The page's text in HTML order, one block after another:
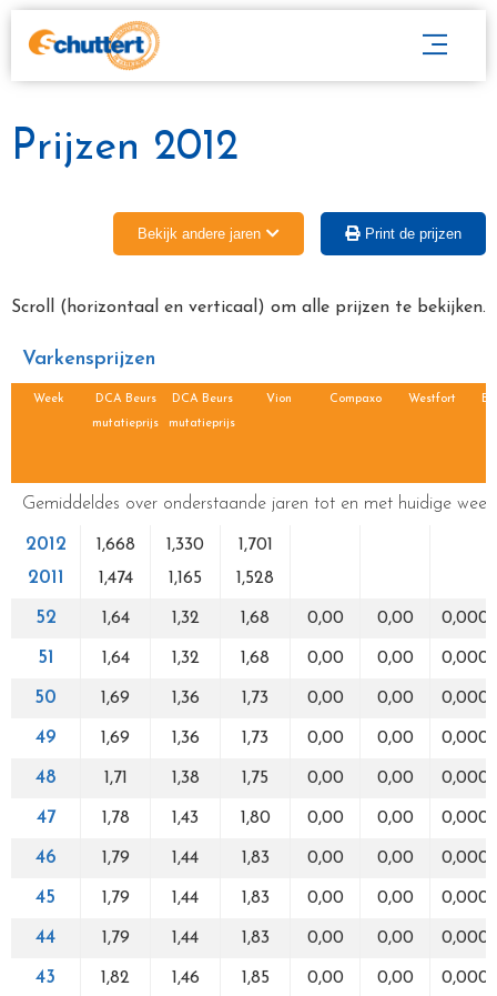
Prijzen 2012
Bekijk andere jaren Print de prijzen
Scroll (horizontaal en verticaal) om alle prijzen te bekijken.
Varkensprijzen
Week
DCA Beurs
mutatieprijs
DCA Beurs
mutatieprijs
Vion Compaxo Westfort
Gemiddeldes over onderstaande jaren tot en met huidige week
2012 1,668 1,330 1,701
2011 1,474 1,165 1,528
52 1,64 1,32 1,68 0,00 0,00 0,000
51 1,64 1,32 1,68 0,00 0,00 0,000
50 1,69 1,36 1,73 0,00 0,00 0,000
49 1,69 1,36 1,73 0,00 0,00 0,000
48 1,71 1,38 1,75 0,00 0,00 0,000
47 1,78 1,43 1,80 0,00 0,00 0,000
46 1,79 1,44 1,83 0,00 0,00 0,000
45 1,79 1,44 1,83 0,00 0,00 0,000
44 1,79 1,44 1,83 0,00 0,00 0,000
43 1,82 1,46 1,85 0,00 0,00 0,000